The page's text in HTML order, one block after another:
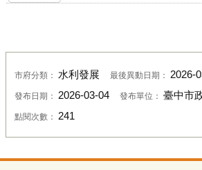
市府分類： 水利發展 最後異動日期： 2026-
發布日期： 2026-03-04 發布單位： 臺中市
點閱次數： 241